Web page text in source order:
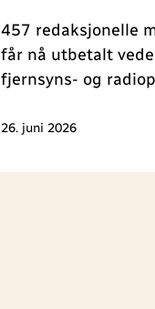
457 redaksjonelle
får nå utbetalt
fjernsyns- og
redaksjonelle
privatpersoner i
26. juni 2026